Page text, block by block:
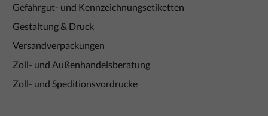
Gefahrgut- und Kennzeichnungsetiketten
Gestaltung & Druck
Versandverpackungen
Zoll- und Außenhandelsberatung
Zoll- und Speditionsvordrucke